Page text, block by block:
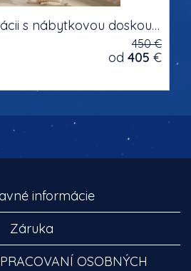
OWEN v kombinácii s nábytkovou doskou masívne drevo dvojlôžková detská posteľ s výsuvným lôžkom s úložným priestorom na posteľnú bielizeň
450 €
od 405 €
informácie
Záruka
OSOBNÝCH